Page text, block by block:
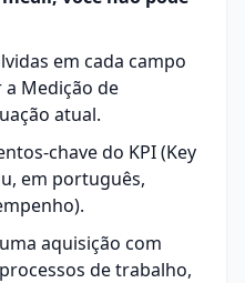
em cada campo
Medição de
atual.
chave do KPI (Key
em português,
aquisição com
de trabalho,